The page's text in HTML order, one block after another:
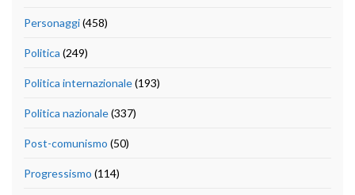
Personaggi(458)
Politica (249)
Politica internazionale(193)
Politica nazionale(337)
Post-comunismo (50)
Progressismo (114)